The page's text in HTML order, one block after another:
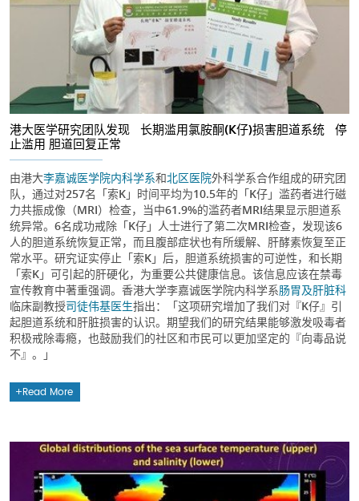
港大医学研究团队发现 长期滥用氯胺酮(K仔)损害胆道系统 停
止滥用 胆道回复正常
由港大李嘉诚医学院内科学系和北区医院外科学系合作组成的研究团
队，通过对257名「索K」时间平均为10.5年的「K仔」滥药者进行磁
力共振成像（MRI）检查，当中61.9%的滥药者MRI结果显示胆道系
统异常。6名成功戒除「K仔」人士进行了第二次MRI检查，发现该6
人的胆道系统恢复正常，而且腹部症状也有所缓解、肝酵素恢复至正
常水平。研究证实停止「索K」后，胆道系统损害的可逆性，和长期
「索K」可引起的肝硬化，为重要公共健康信息。该信息应该在禁毒
宣传教育中著重强调。香港大学李嘉诚医学院内科学系肠胃及肝脏科
临床副教授司徒伟基医生指出：「这项研究增加了我们对『K仔』引
起胆道系统和肝脏损害的认识。期望我们的研究结果能够激发吸毒者
积极戒除毒瘾，也鼓励我们的社区和市民可以更加坚定的『向毒品说
不』。」
Read More